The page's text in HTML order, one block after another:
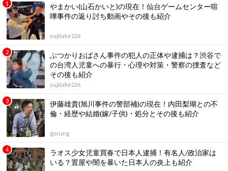
やまかい(山石かいと)の現在！仙台ゲームセンター喧
嘩事件の返り討ち動画やその後も紹介
yujitake226
ぶつかりおばさん事件の犯人の正体や逮捕は？渋谷で
の台湾人児童への暴行・心理や対策・警察の捜査など
その後も紹介
yujitake226
伊藤雄貴(旭川事件の警部補)の現在！内田梨瑚との不
倫・経歴や結婚(嫁/子供)・処分とその後も紹介
gurung
ラオス少女児童買春で日本人逮捕！有名人/政治家は
いる？置屋や闇を暴いた日本人の炎上も紹介